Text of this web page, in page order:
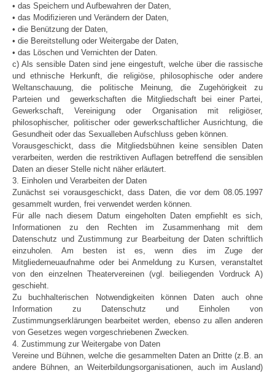
• das Speichern und Aufbewahren der Daten,
• das Modifizieren und Verändern der Daten,
• die Benützung der Daten,
• die Bereitstellung oder Weitergabe der Daten,
• das Löschen und Vernichten der Daten.
c) Als sensible Daten sind jene eingestuft, welche über die rassische
und ethnische Herkunft, die religiöse, philosophische oder andere
Weltanschauung, die politische Meinung, die Zugehörigkeit zu
Parteien und gewerkschaften die Mitgliedschaft bei einer Partei,
Gewerkschaft, Vereinigung oder Organisation mit religiöser,
philosophischer, politischer oder gewerkschaftlicher Ausrichtung, die
Gesundheit oder das Sexualleben Aufschluss geben können.
Vorausgeschickt, dass die Mitgliedsbühnen keine sensiblen Daten
verarbeiten, werden die restriktiven Auflagen betreffend die sensiblen
Daten an dieser Stelle nicht näher erläutert.
3. Einholen und Verarbeiten der Daten
Zunächst sei vorausgeschickt, dass Daten, die vor dem 08.05.1997
gesammelt wurden, frei verwendet werden können.
Für alle nach diesem Datum eingeholten Daten empfiehlt es sich,
Informationen zu den Rechten im Zusammenhang mit dem
Datenschutz und Zustimmung zur Bearbeitung der Daten schriftlich
einzuholen. Am besten ist es, wenn dies im Zuge der
Mitgliederneuaufnahme oder bei Anmeldung zu Kursen, veranstaltet
von den einzelnen Theatervereinen (vgl. beiliegenden Vordruck A)
geschieht.
Zu buchhalterischen Notwendigkeiten können Daten auch ohne
Information zu Datenschutz und Einholen von
Zustimmungserklärungen bearbeitet werden, ebenso zu allen anderen
von Gesetzes wegen vorgeschriebenen Zwecken.
4. Zustimmung zur Weitergabe von Daten
Vereine und Bühnen, welche die gesammelten Daten an Dritte (z.B. an
andere Bühnen, an Weiterbildungsorganisationen, auch im Ausland)